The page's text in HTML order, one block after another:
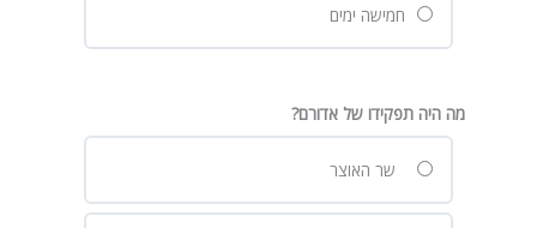
חמישה ימים
מה היה תפקידו של אדורם?
שר האוצר